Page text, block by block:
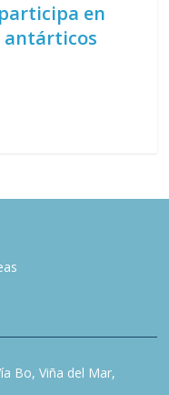
en
antárticos
Bo, Viña del Mar,